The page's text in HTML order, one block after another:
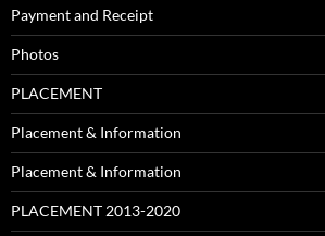
Payment and Receipt
Photos
PLACEMENT
Placement & Information
Placement & Information
PLACEMENT 2013-2020